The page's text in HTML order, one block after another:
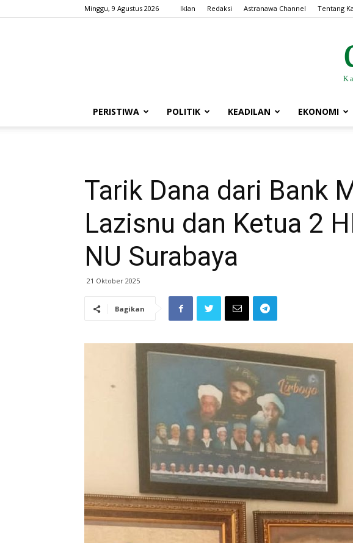
Minggu, 9 Agustus 2026 Iklan Redaksi Astranawa Channel Tentang
PERISTIWA POLITIK KEADILAN EKONOMI
Tarik Dana dari Bank
Lazisnu dan Ketua 2
NU Surabaya
21 Oktober 2025
Bagikan